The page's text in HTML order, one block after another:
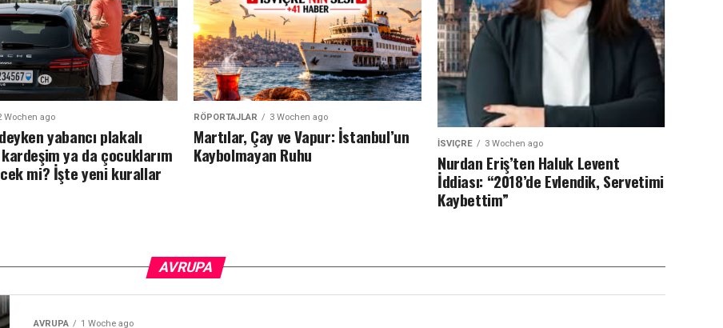
Wochen ago
yabancı plakalı
kardeşim ya da çocuklarım
mi? İşte yeni kurallar
RÖPORTAJLAR 3 Wochen ago
Martılar, Çay ve Vapur: İstanbul’un
Kaybolmayan Ruhu İSVIÇRE 3 Wochen ago
Nurdan Eriş’ten Haluk Levent
İddiası: “2018’de Evlendik, Servetimi
Kaybettim”
AVRUPA
AVRUPA 1 Woche ago